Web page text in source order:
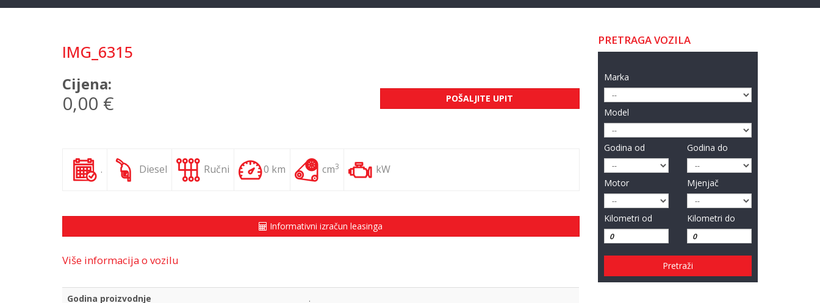
IMG_6315
Cijena:
0,00 € POŠALJITE UPIT
. Diesel Ručni 0 km cm3 kW
Informativni izračun leasinga
Više informacija o vozilu
Godina proizvodnje
.
PRETRAGA VOZILA
Marka
Model
Godina od Godina do
Motor Mjenjač
Kilometri od Kilometri do
Pretraži